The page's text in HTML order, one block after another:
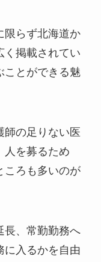
限らず北海道か
く掲載されてい
ことができる魅
師の足りない医
人を募るため
ころも多いのが
長、常勤勤務へ
に入るかを自由